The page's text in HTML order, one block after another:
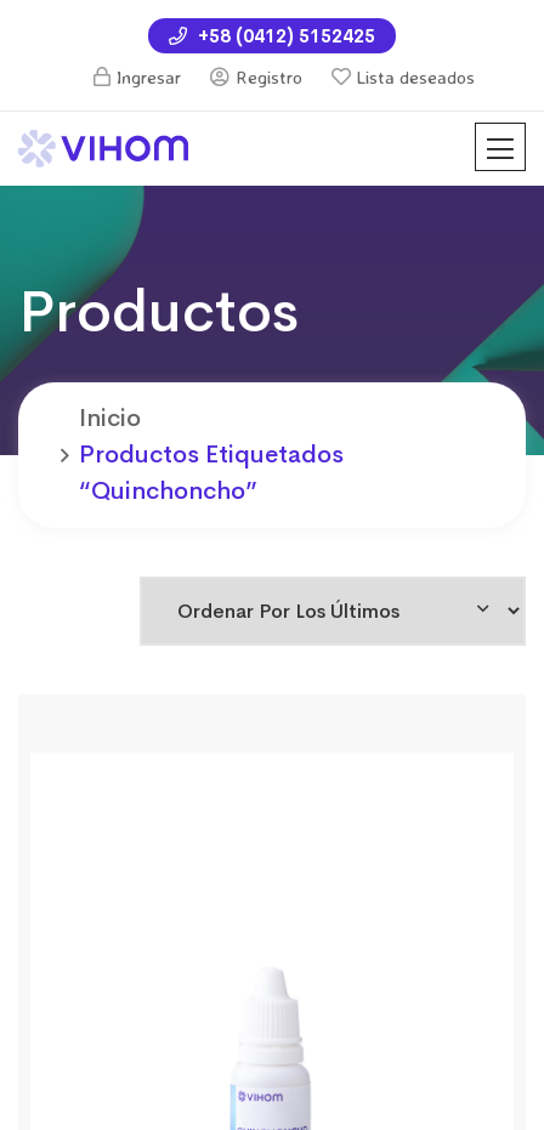
+58 (0412) 5152425
Ingresar
Registro Lista deseados
Productos
Inicio
Productos Etiquetados
“Quinchoncho”